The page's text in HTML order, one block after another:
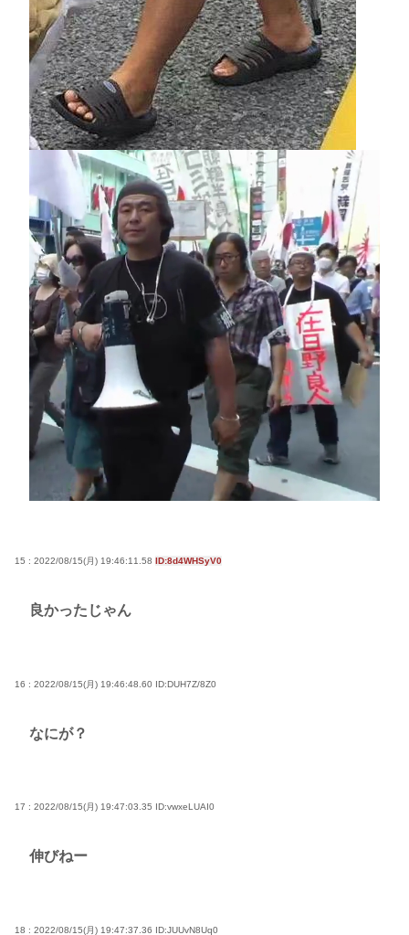
15 : 2022/08/15(月) 19:46:11.58 ID:8d4WHSyV0
良かったじゃん
16 : 2022/08/15(月) 19:46:48.60 ID:DUH7Z/8Z0
なにが？
17 : 2022/08/15(月) 19:47:03.35 ID:vwxeLUAI0
伸びねー
18 : 2022/08/15(月) 19:47:37.36 ID:JUUvN8Uq0